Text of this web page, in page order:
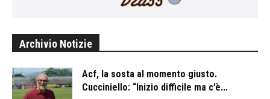
Archivio Notizie
Acf, la sosta al momento giusto.
Cucciniello: “Inizio difficile ma c’è...